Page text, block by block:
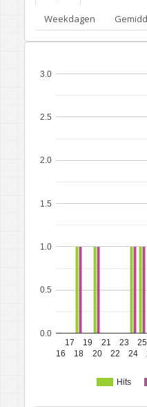
Weekdagen
Hits
16
17
18
19
20
21
22
23
24
25
0.0
0.5
1.0
1.5
2.0
2.5
3.0